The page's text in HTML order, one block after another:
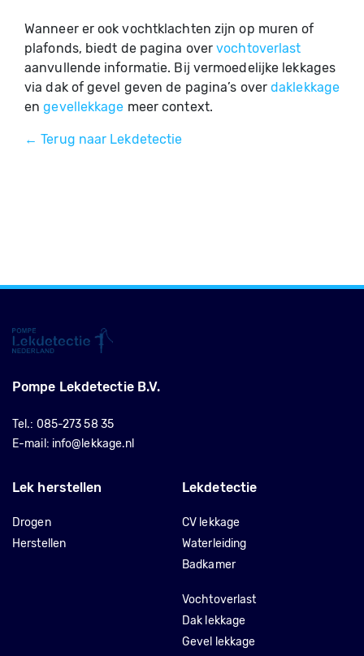
Wanneer er ook vochtklachten zijn op muren of
plafonds, biedt de pagina overvochtoverlast
aanvullende informatie. Bij vermoedelijke lekkages
via dak of gevel geven de pagina’s overdaklekkage
engevellekkage meer context.
← Terug naar Lekdetectie
Pompe Lekdetectie B.V.
Tel.: 085-273 58 35
E-mail: info@lekkage.nl
Lekdetectie
CV lekkage
Waterleiding
Badkamer
Vochtoverlast
Dak lekkage
Gevel lekkage
Lek herstellen
Drogen
Herstellen